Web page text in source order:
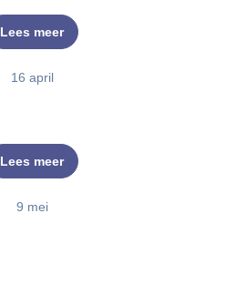
Lees meer
16 april
Lees meer
9 mei